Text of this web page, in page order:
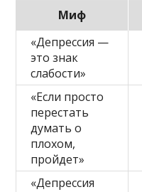
Миф
«Депрессия —
это знак
слабости»
«Если просто
перестать
думать о
плохом,
пройдет»
«Депрессия